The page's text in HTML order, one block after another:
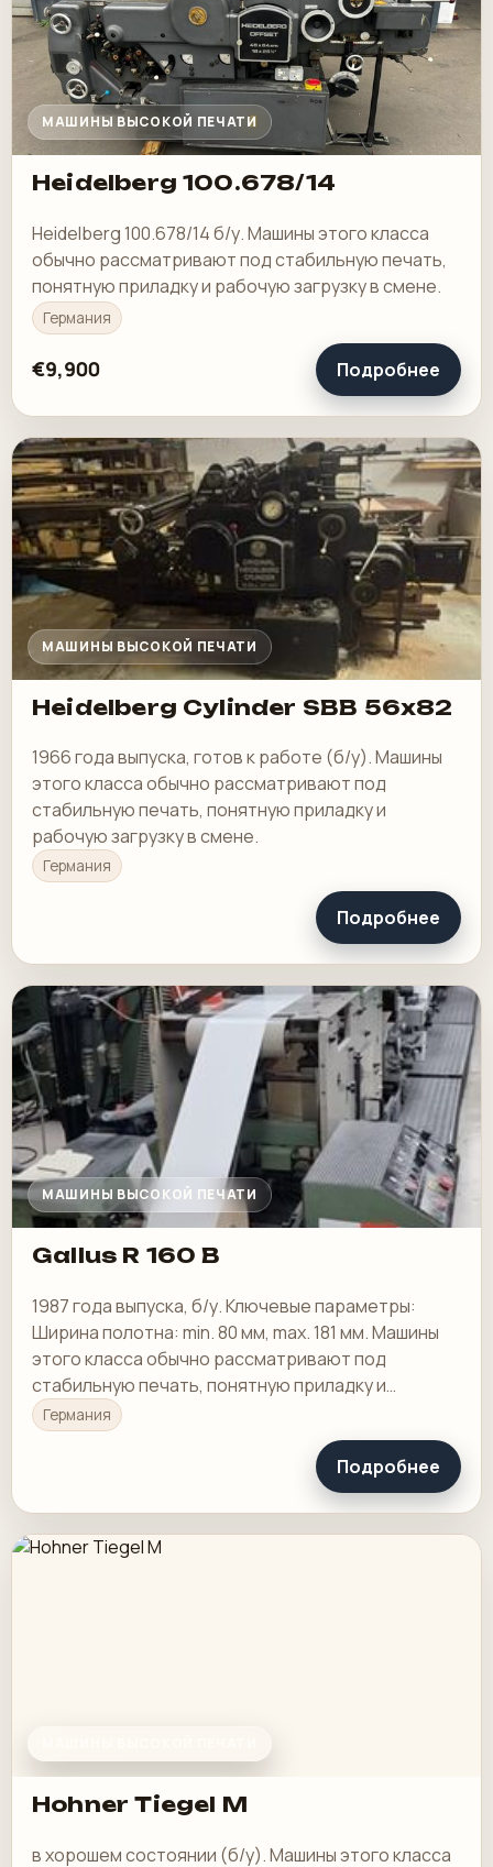
МАШИНЫ ВЫСОКОЙ ПЕЧАТИ
Heidelberg 100.678/14
Heidelberg 100.678/14 б/у. Машины этого класса
обычно рассматривают под стабильную печать,
понятную приладку и рабочую загрузку в смене.
Германия
€9,900 Подробнее
МАШИНЫ ВЫСОКОЙ ПЕЧАТИ
Heidelberg Cylinder SBB 56x82
1966 года выпуска, готов к работе (б/у). Машины
этого класса обычно рассматривают под
стабильную печать, понятную приладку и
рабочую загрузку в смене.
Германия
Подробнее
МАШИНЫ ВЫСОКОЙ ПЕЧАТИ
Gallus R 160 B
1987 года выпуска, б/у. Ключевые параметры:
Ширина полотна: min. 80 мм, max. 181 мм. Машины
этого класса обычно рассматривают под
стабильную печать, понятную приладку и
рабочую загрузку в смене.
Германия
Подробнее
Hohner Tiegel M
в хорошем состоянии (б/у). Машины этого класса